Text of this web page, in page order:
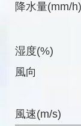
降水量(mm/h)
湿度(%)
風向
風速(m/s)